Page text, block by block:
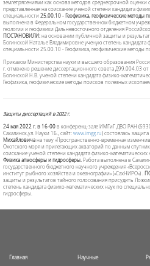
землетрясениями как основа методов среднесрочной оценки
представленная на соискание ученой степени кандидата
специальности 25.00.10 - Геофизика, геофизические методы
выполнена в Федеральном государственном бюджетном
геологии и геофизики Дальневосточного отделения
ПОСТАНОВИЛИ: на основании публичной защиты и
Богинской Наталье Владимировне ученую степень кандидата
специальности 25.00.10 - Геофизика, геофизические методы
Приказом Министерства науки и высшего образования
г. отменено решение диссертационного совета Д99.004.03
Богинской Н.В. ученой степени кандидата физико-
Геофизика, геофизические методы поисков полезных
Защиты диссертаций в 2022 г.
24 мая 2022 г. в 16-00 в конференц-зале ИМГиГ ДВО РАН
Сахалинск,ул. Науки 1Б., сайт: www.imgg.ru) состоялась
Михайловича на тему «Пространственно-временная
Охотского моря и прилегающих акваторий по данным
соискание ученой степени кандидата физико-математических
Физика атмосферы и гидросферы. Работа выполнена в
государственного бюджетного научного учреждения
институт рыбного хозяйства и океанографии» («СахНИРО») .
защиты и результатов тайного голосования присудить
степень кандидата физико-математических наук по
гидросферы.
Главная Научные